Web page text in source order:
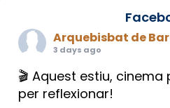
Arquebisbat de
3 days ago
🎬 Aquest estiu,
per reflexionar!